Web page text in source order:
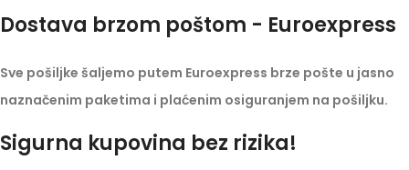
Dostava brzom poštom - Euroexpress
Sve pošiljke šaljemo putem Euroexpress brze pošte u jasno
naznačenim paketima i plaćenim osiguranjem na pošiljku.
Sigurna kupovina bez rizika!